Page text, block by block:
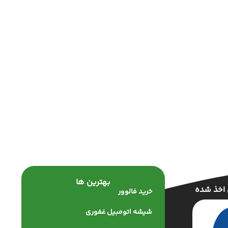
اخذ شده
بهترین ها
خرید فالوور
شیشه اتومبیل غفوری